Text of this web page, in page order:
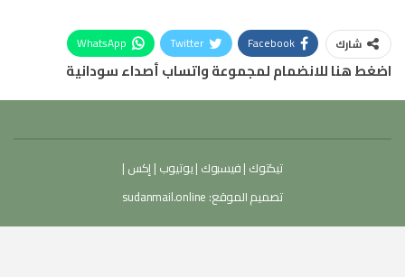
شارك Facebook
Twitter
WhatsApp
اضغط هنا للانضمام لمجموعة واتساب أصداء سودانية
تيكتوك |فيسبوك |يوتيوب | إكس |
تصميم الموقع: sudanmail.online